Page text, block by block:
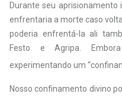
Durante seu aprisionamento
enfrentaria a morte caso
poderia enfrentá-la ali
Festo e Agripa.
experimentando um
Nosso confinamento divino